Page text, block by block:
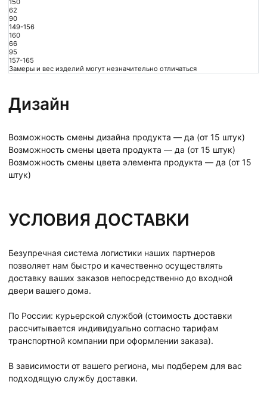
62
90
149-156
160
66
95
157-165
Замеры и вес изделий могут незначительно отличаться
Дизайн
Возможность смены дизайна продукта — да (от 15 штук)
Возможность смены цвета продукта — да (от 15 штук)
Возможность смены цвета элемента продукта — да (от 15
штук)
УСЛОВИЯ ДОСТАВКИ
Безупречная система логистики наших партнеров
позволяет нам быстро и качественно осуществлять
доставку ваших заказов непосредственно до входной
двери вашего дома.
По России: курьерской службой (стоимость доставки
рассчитывается индивидуально согласно тарифам
транспортной компании при оформлении заказа).
В зависимости от вашего региона, мы подберем для вас
подходящую службу доставки.